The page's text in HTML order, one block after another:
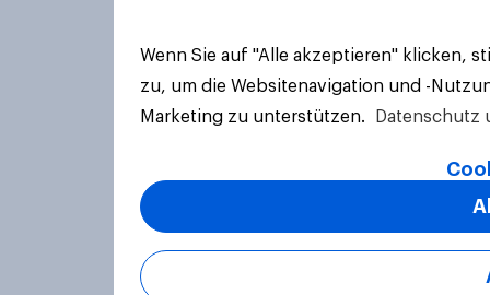
Wenn Sie auf "Alle akzeptieren" klicken,
zu, um die Websitenavigation und -
Marketing zu unterstützen.
Datenschutz